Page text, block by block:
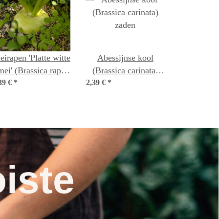
'Platte witte
(Brassica rapa
subsp. rapa var.
€ *
Abessijnse kool
(Brassica carinata)
2,39 € *